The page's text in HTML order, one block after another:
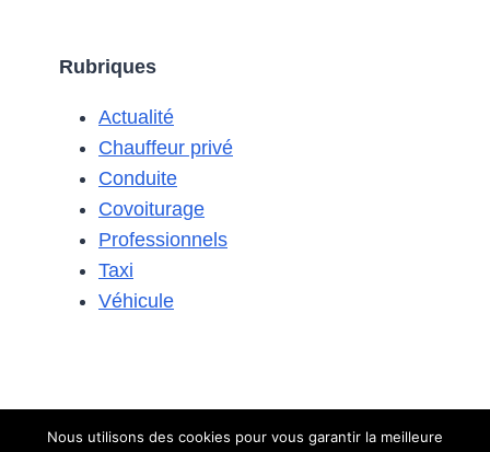
CITROËN
C3
Rubriques
Actualité
Chauffeur privé
Conduite
Covoiturage
Professionnels
Taxi
Véhicule
Nous utilisons des cookies pour vous garantir la meilleure